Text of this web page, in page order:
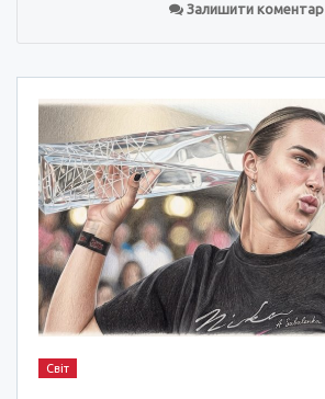
Залишити коментар
Світ